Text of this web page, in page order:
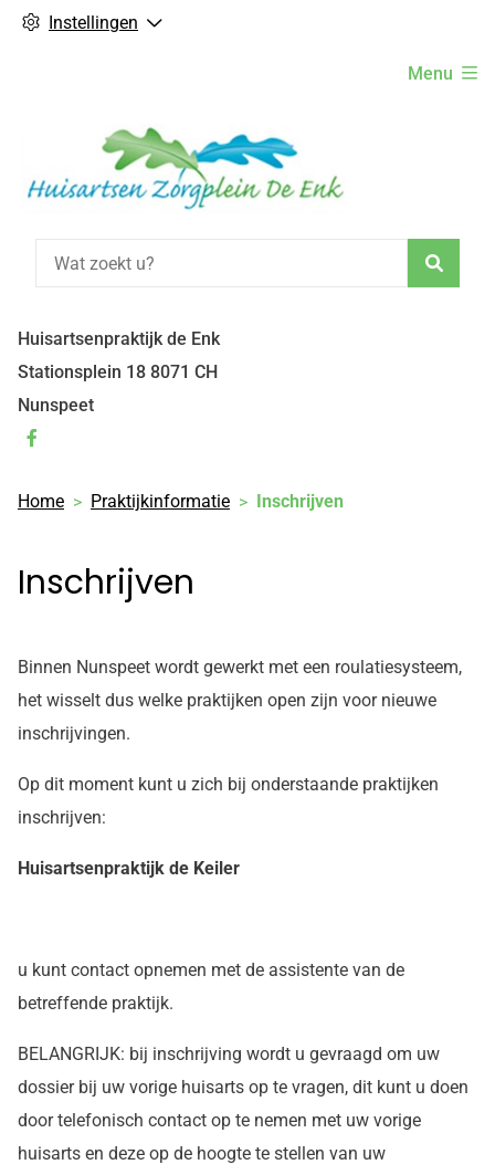
Instellingen
Menu
Huisartsenpraktijk de Enk
Stationsplein 18 8071 CH
Nunspeet
facebook
Home Praktijkinformatie Inschrijven
Inschrijven
Binnen Nunspeet wordt gewerkt met een roulatiesysteem,
het wisselt dus welke praktijken open zijn voor nieuwe
inschrijvingen.
Op dit moment kunt u zich bij onderstaande praktijken
inschrijven:
Huisartsenpraktijk de Keiler
u kunt contact opnemen met de assistente van de
betreffende praktijk.
BELANGRIJK: bij inschrijving wordt u gevraagd om uw
dossier bij uw vorige huisarts op te vragen, dit kunt u doen
door telefonisch contact op te nemen met uw vorige
huisarts en deze op de hoogte te stellen van uw